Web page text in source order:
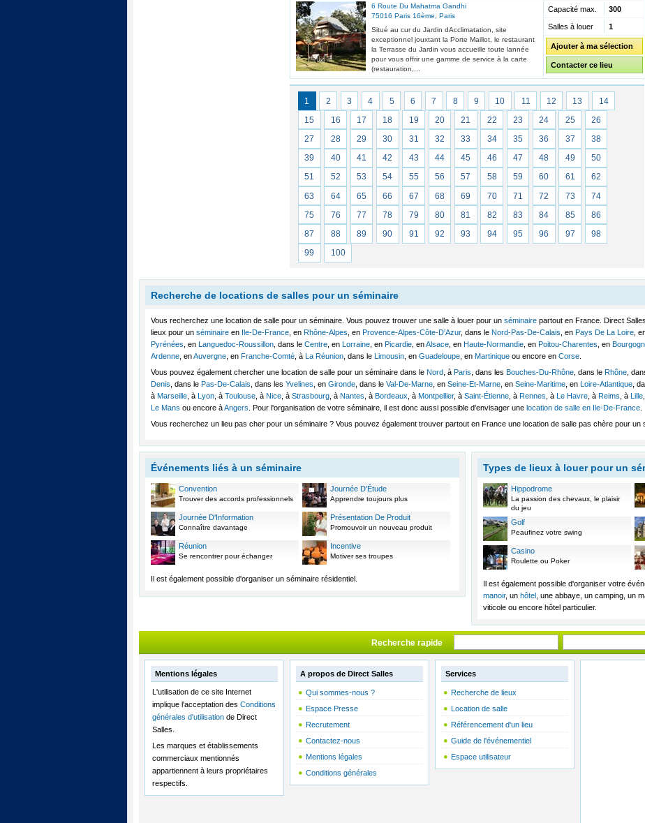
6 Route Du Mahatma Gandhi
75016 Paris 16ème
Paris
Situé au cur du Jardin dAcclimatation, site
exceptionnel jouxtant la Porte Maillot, le restaurant
la Terrasse du Jardin vous accueille toute lannée
pour vous offrir une gamme de service à la carte
(restauration,...
Capacité max. 300
Salles à louer 1
Ajouter à ma sélection
Contacter ce lieu
1 2 3 4 5 6 7 8 9 10 11 12 13
14
15
16 17 18 19 20 21 22 23 24 25
26
27
28 29 30 31 32 33 34 35 36 37
38
39
40 41 42 43 44 45 46 47 48 49
50
51
52 53 54 55 56 57 58 59 60 61
62
63
64 65 66 67 68 69 70 71 72 73
74
75
76 77 78 79 80 81 82 83 84 85
86
87
88 89 90 91 92 93 94 95 96 97
98
99
100
Recherche de locations de salles pour un séminaire
Vous recherchez une location de salle pour un séminaire. Vous pouvez trouver une salle à louer pour un séminaire partout en France. Direct
lieux pour un séminaire en Ile-De-France , en Rhône-Alpes , en Provence-Alpes-Côte-D'Azur, dans le Nord-Pas-De-Calais , en Pays De La Loire ,
Pyrénées , en Languedoc-Roussillon , dans le Centre , en Lorraine , en Picardie , enAlsace , en Haute-Normandie , en Poitou-Charentes , en
Ardenne , enAuvergne , en Franche-Comté , à La Réunion , dans le Limousin , en Guadeloupe , en Martinique ou encore en Corse
Vous pouvez également chercher une location de salle pour un séminaire dans le Nord , à Paris , dans les Bouches-Du-Rhône , dans le Rhône ,
Denis , dans le Pas-De-Calais , dans les Yvelines , en Gironde , dans le Val-De-Marne , en Seine-Et-Marne , en Seine-Maritime , en Loire-Atlantique ,
à Marseille , à Lyon , à Toulouse , à Nice , à Strasbourg , à Nantes , à Bordeaux , à Montpellier, à Saint-Étienne , à Rennes , à Le Havre , à Reims , à Lille
Le Mans ou encore àAngers . Pour l'organisation de votre séminaire, il est donc aussi possible d'envisager une location de salle en Ile-De-France
Vous recherchez un lieu pas cher pour un séminaire ? Vous pouvez également trouver partout en France une location de salle pas chère pour un
Événements liés à un séminaire
Convention
Trouver des accords professionnels
Journée D'Étude
Apprendre toujours plus
Journée D'Information
Connaître davantage
Présentation De Produit
Promouvoir un nouveau produit
Réunion
Se rencontrer pour échanger
Incentive
Motiver ses troupes
Il est également possible d'organiser un séminaire résidentiel.
Types de lieux à louer pour un
Hippodrome
La passion des chevaux, le plaisir
du jeu
Golf
Peaufinez votre swing
Casino
Roulette ou Poker
Il est également possible d'organiser votre
manoir, un hôtel , une abbaye, un camping, un
viticole ou encore hôtel particulier.
Recherche rapide
Mentions légales
L'utilisation de ce site Internet
implique l'acceptation des Conditions
générales d'utilisation de Direct
Salles.
Les marques et établissements
commerciaux mentionnés
appartiennent à leurs propriétaires
respectifs.
A propos de Direct Salles
Qui sommes-nous ?
Espace Presse
Recrutement
Contactez-nous
Mentions légales
Conditions générales
Services
Recherche de lieux
Location de salle
Référencement d'un lieu
Guide de l'événementiel
Espace utilisateur